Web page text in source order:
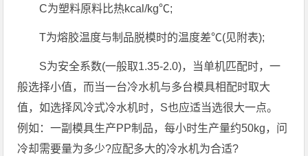
C为塑料原料比热kcal/kg℃;
T为熔胶温度与制品脱模时的温度差℃(见附表);
S为安全系数(一般取1.35-2.0)，当单机匹配时，一
般选择小值，而当一台冷水机与多台模具相配时取大
值，如选择风冷式冷水机时，S也应适当选很大一点。
例如：一副模具生产PP制品，每小时生产量约50kg，问
冷却需要量为多少?应配多大的冷水机为合适?